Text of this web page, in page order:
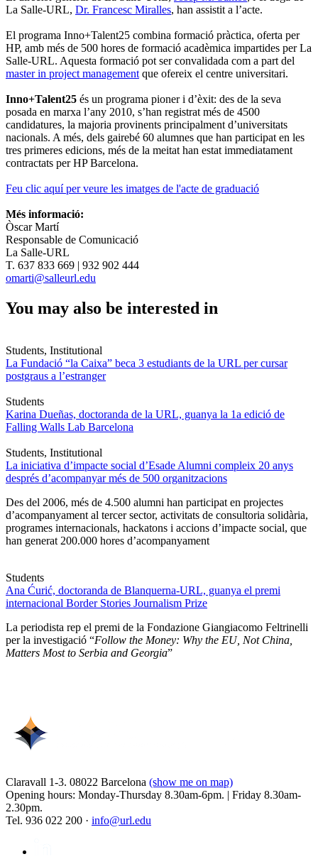
La Salle-URL, Dr. Francesc Miralles, han assistit a l’acte.
El programa Inno+Talent25 combina formació pràctica, oferta per
HP, amb més de 500 hores de formació acadèmica impartides per La
Salle-URL. Aquesta formació pot ser convalidada com a part del
master in project management que ofereix el centre universitari.
Inno+Talent25 és un programa pioner i d’èxit: des de la seva
posada en marxa l’any 2010, s’han registrat més de 4500
candidatures, la majoria provinents principalment d’universitats
nacionals. A més, dels gairebé 60 alumnes que han participat en les
tres primeres edicions, més de la meitat han estat immediatament
contractats per HP Barcelona.
Feu clic aquí per veure les imatges de l'acte de graduació
Més informació:
Òscar Martí
Responsable de Comunicació
La Salle-URL
T. 637 833 669 | 932 902 444
omarti@salleurl.edu
You may also be interested in
Students, Institutional
La Fundació “la Caixa” beca 3 estudiants de la URL per cursar
postgraus a l’estranger
Students
Karina Dueñas, doctoranda de la URL, guanya la 1a edició de
Falling Walls Lab Barcelona
Students, Institutional
La iniciativa d’impacte social d’Esade Alumni compleix 20 anys
després d’acompanyar més de 500 organitzacions
Des del 2006, més de 4.500 alumni han participat en projectes
d’acompanyament al tercer sector, activitats de consultoria solidària,
programes internacionals, hackatons i accions d’impacte social, que
han generat 200.000 hores d’acompanyament
Students
Ana Ćurić, doctoranda de Blanquerna-URL, guanya el premi
internacional Border Stories Journalism Prize
La periodista rep el premi de la Fondazione Giangiacomo Feltrinelli
per la investigació “Follow the Money: Why the EU, Not China,
Matters Most to Serbia and Georgia”
Claravall 1-3. 08022 Barcelona (show me on map)
Opening hours: Monday-Thursday 8.30am-6pm. | Friday 8.30am-
2.30pm.
Tel. 936 022 200 · info@url.edu